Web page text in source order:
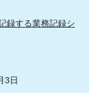
録する業務記録シ
3日